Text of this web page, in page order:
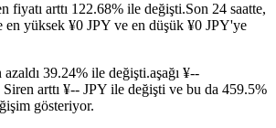
fiyatı arttı 122.68% ile değişti.Son 24 saatte,
en yüksek ¥0 JPY ve en düşük ¥0 JPY'ye
39.24% ile değişti.aşağı ¥--
Siren arttı ¥-- JPY ile değişti ve bu da 459.5%
gösteriyor.